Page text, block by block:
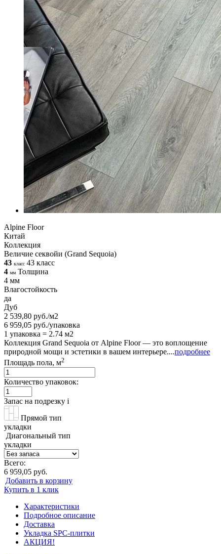
Alpine Floor
Китай
Коллекция
Величие секвойи (Grand Sequoia)
43 класс 43 класс
4 мм Толщина
4 мм
Влагостойкость
да
Дуб
2 539,80 руб./м2
6 959,05 руб./упаковка
1 упаковка = 2.74 м2
Коллекция Grand Sequoia от Alpine Floor — это воплощение
природной мощи и эстетики в вашем интерьере....подробнее
Площадь пола, м2
Количество упаковок:
Запас на подрезку i
Прямой тип
укладки
Диагональный тип
укладки
Всего:
6 959,05 руб.
Добавить в корзину
Купить в 1 клик
Характеристики
Подробное описание
Доставка
Укладка SPC-плитки
АКЦИЯ!